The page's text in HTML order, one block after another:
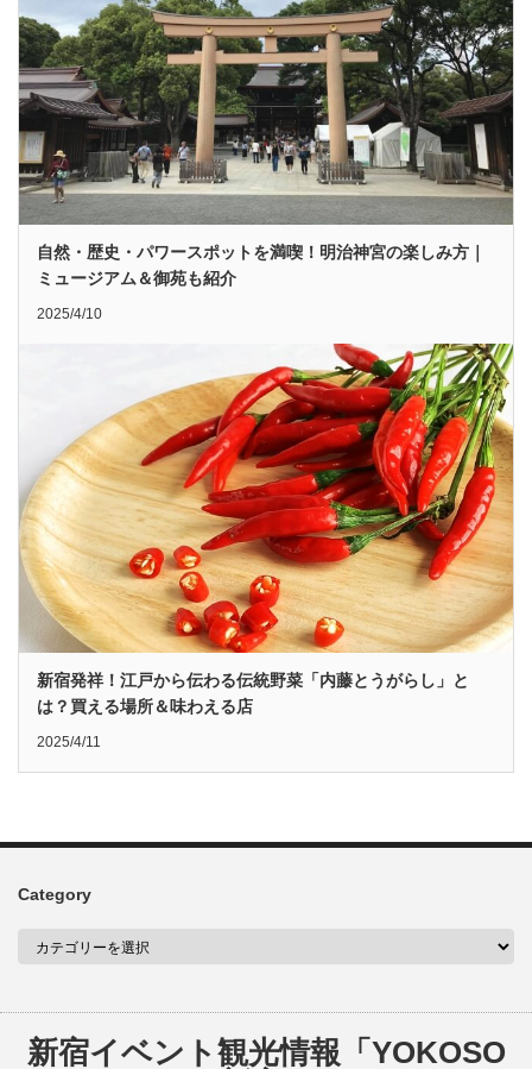
自然・歴史・パワースポットを満喫！明治神宮の楽しみ方｜
ミュージアム＆御苑も紹介
2025/4/10
新宿発祥！江戸から伝わる伝統野菜「内藤とうがらし」と
は？買える場所＆味わえる店
2025/4/11
Category
新宿イベント観光情報「YOKOSO